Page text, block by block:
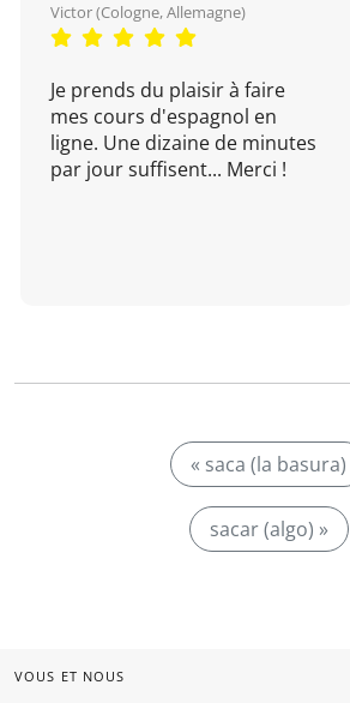
Victor (Cologne, Allemagne)
Je prends du plaisir à faire
mes cours d'espagnol en
ligne. Une dizaine de minutes
par jour suffisent... Merci !
« saca (la basura)
sacar (algo) »
VOUS ET NOUS